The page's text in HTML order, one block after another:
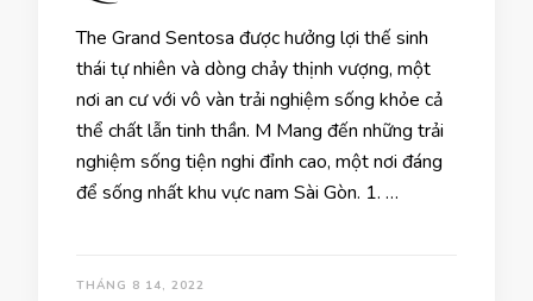
The Grand Sentosa được hưởng lợi thế sinh
thái tự nhiên và dòng chảy thịnh vượng, một
nơi an cư với vô vàn trải nghiệm sống khỏe cả
thể chất lẫn tinh thần. M Mang đến những trải
nghiệm sống tiện nghi đỉnh cao, một nơi đáng
để sống nhất khu vực nam Sài Gòn. 1. …
THÁNG 8 14, 2022